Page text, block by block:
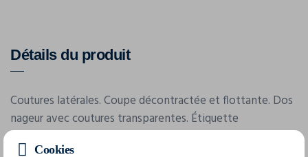
Détails du produit
Coutures latérales. Coupe décontractée et flottante. Dos
nageur avec coutures transparentes. Étiquette
détachable.
Cookies